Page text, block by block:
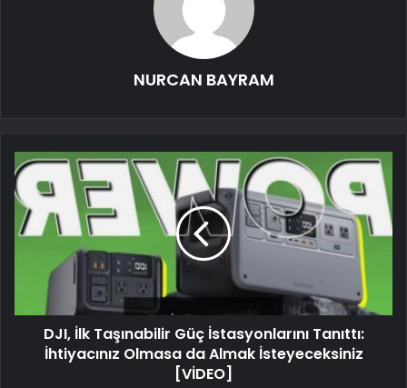
NURCAN BAYRAM
DJI, İlk Taşınabilir Güç İstasyonlarını Tanıttı:
İhtiyacınız Olmasa da Almak İsteyeceksiniz
[VİDEO]